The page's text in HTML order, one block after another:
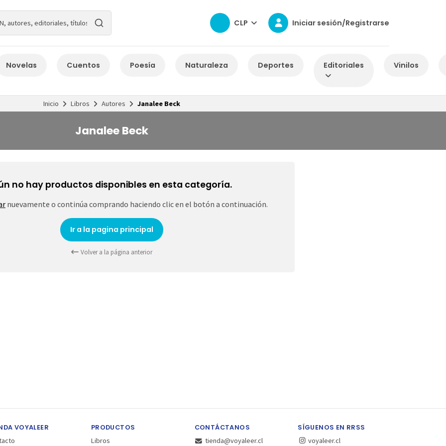
CLP Iniciar sesión/Registrarse
Novelas Cuentos Poesía Naturaleza Deportes Editoriales Vinilos
Inicio Libros Autores Janalee Beck
Janalee Beck
no hay productos disponibles en esta categoría.
nuevamente o continúa comprando haciendo clic en el botón a continuación.
Ir a la pagina principal
Volver a la página anterior
VOYALEER PRODUCTOS
Libros
CONTÁCTANOS
tienda@voyaleer.cl
SÍGUENOS EN RRSS
voyaleer.cl